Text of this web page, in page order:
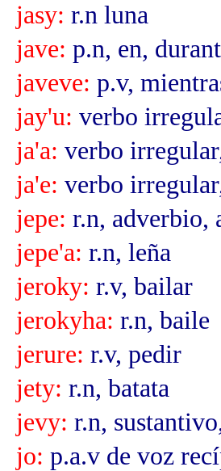
jasy: r.n luna
jave: p.n, en,
javeve: p.v,
jay'u: verbo
ja'a: verbo
ja'e: verbo
jepe: r.n, adverbio,
jepe'a: r.n, leña
jeroky: r.v, bailar
jerokyha: r.n, baile
jerure: r.v, pedir
jety: r.n, batata
jevy: r.n,
jo: p.a.v de voz